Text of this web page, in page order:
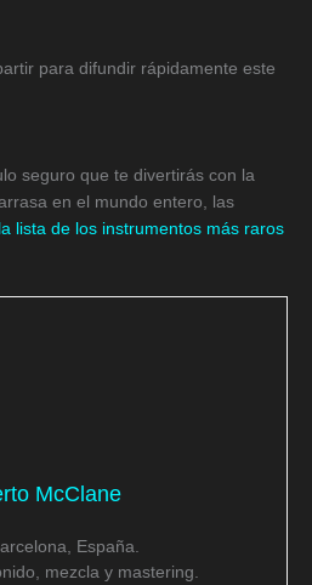
para difundir rápidamente este
seguro que te divertirás con la
en el mundo entero, las
la lista de los instrumentos más raros
McClane
España.
mezcla y mastering.